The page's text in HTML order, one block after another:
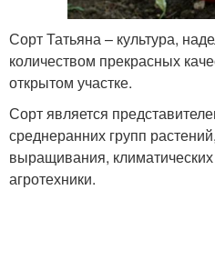
Сорт Татьяна – культура,
количеством прекрасных
открытом участке.
Сорт является
среднеранних групп
выращивания,
агротехники.